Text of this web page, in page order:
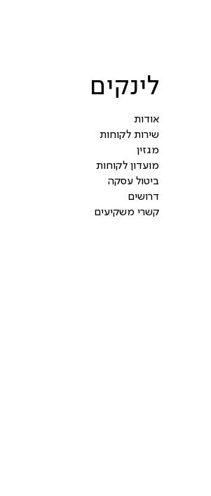
לינקים
אודות
שירות לקוחות
מגזין
מועדון לקוחות
ביטול עסקה
דרושים
קשרי משקיעים